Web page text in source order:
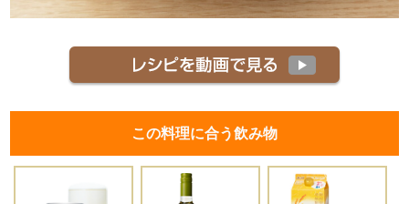
この料理に合う飲み物